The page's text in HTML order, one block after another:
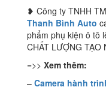
❥ Công ty TNHH
Thanh Bình Auto
phẩm phụ kiện ô tô
CHẤT LƯỢNG TẠO
=>> Xem thêm:
– Camera hành